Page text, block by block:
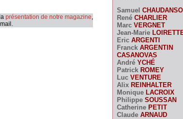
présentation de notre magazine,
Samuel
René CHARLIER
Marc VERGNET
Jean-Marie
Eric ARGENTI
Franck ARGENTIN
CASANOVAS
André YCHÉ
Patrick ROMEY
Luc VENTURE
Alix REINHALTER
Monique LACROIX
Philippe SOUSSAN
Catherine PETIT
Claude ARNAUD